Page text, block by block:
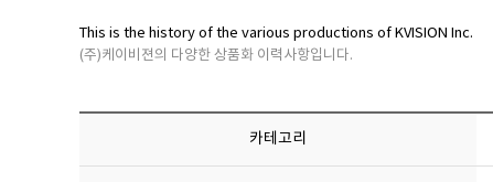
This is the history of the various productions of KVISION Inc.
(주)케이비젼의 다양한 상품화 이력사항입니다.
카테고리